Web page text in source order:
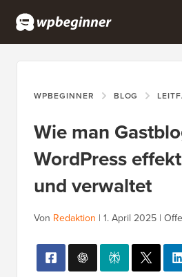
WPBEGINNER BLOG
Wie man
WordPress
und verwaltet
Von Redaktion | 1. April 2025 |